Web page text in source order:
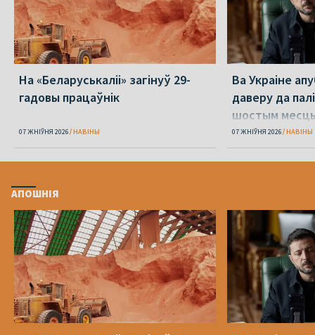
На «Беларуськаліі» загінуў 29-
гадовы працаўнік
07 ЖНІЎНЯ 2026 НАВІНЫ
Ва Украіне
даверу да
шостым
07 ЖНІЎНЯ 2026 НАВІНЫ
АПОШНІЯ